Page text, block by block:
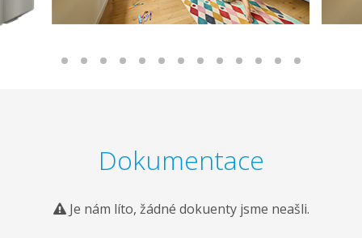
Dokumentace
Je nám líto, žádné dokuenty jsme neašli.